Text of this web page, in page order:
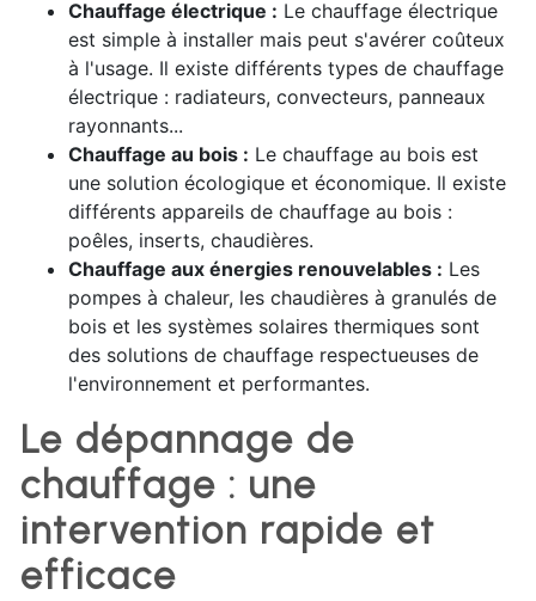
Chauffage électrique : Le chauffage électrique
est simple à installer mais peut s'avérer coûteux
à l'usage. Il existe différents types de chauffage
électrique : radiateurs, convecteurs, panneaux
rayonnants...
Chauffage au bois : Le chauffage au bois est
une solution écologique et économique. Il existe
différents appareils de chauffage au bois :
poêles, inserts, chaudières.
Chauffage aux énergies renouvelables : Les
pompes à chaleur, les chaudières à granulés de
bois et les systèmes solaires thermiques sont
des solutions de chauffage respectueuses de
l'environnement et performantes.
Le dépannage de
chauffage : une
intervention rapide et
efficace